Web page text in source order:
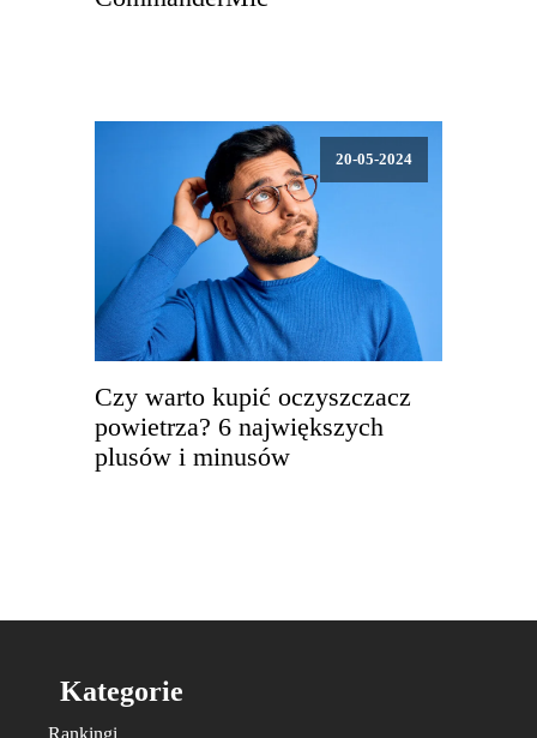
20-05-2024
Czy warto kupić oczyszczacz
powietrza? 6 największych
plusów i minusów
Kategorie